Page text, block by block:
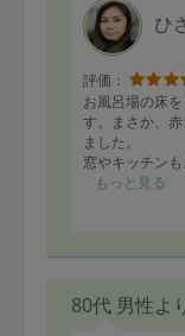
ひ
評価：
お風呂場の床
す。まさか、
ました。
窓やキッチン
そうです。
赤ちゃんや猫
もっと見る
80代 男性よ